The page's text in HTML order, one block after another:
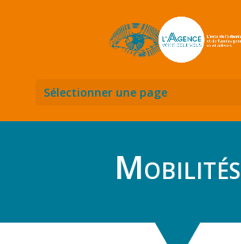
Sélectionner une page
Mobilités